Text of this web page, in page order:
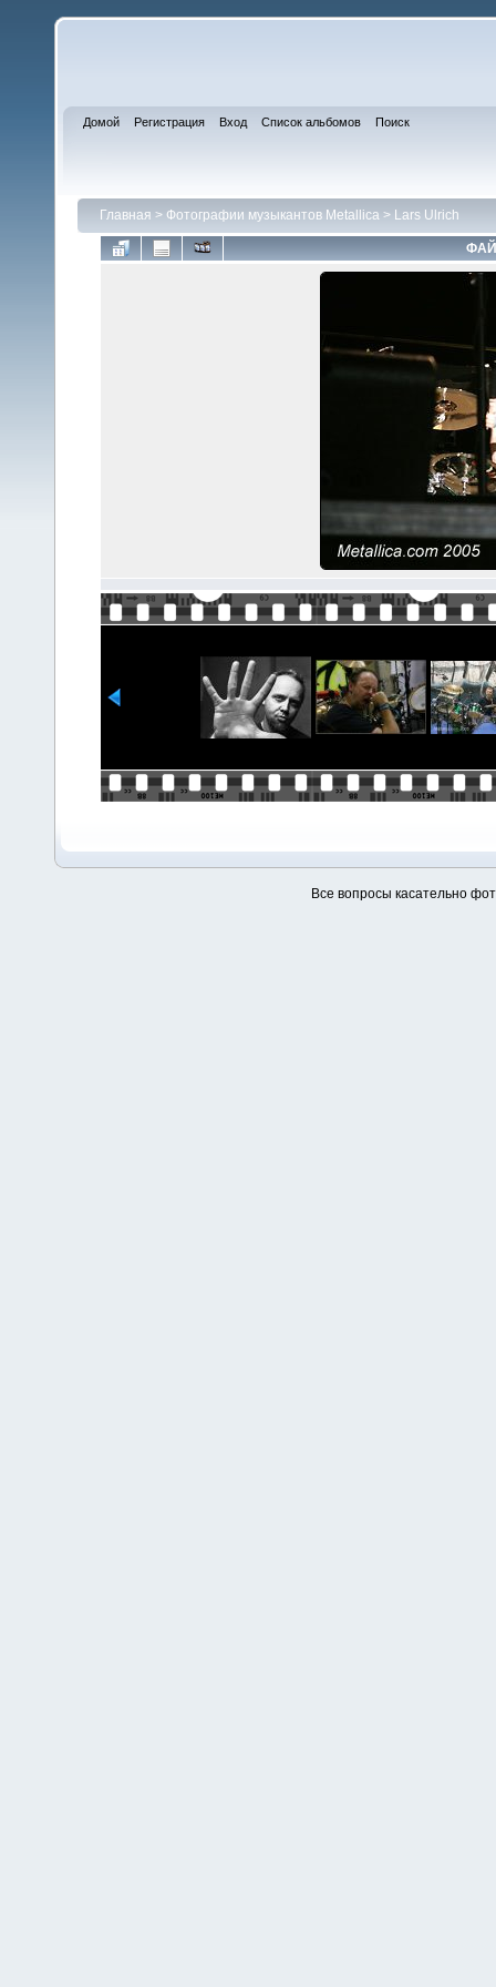
Домой Регистрация Вход Список альбомов Поиск
Главная > Фотографии музыкантов Metallica > Lars Ulrich
Все вопросы касательно